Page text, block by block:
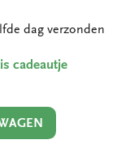
dag verzonden
cadeautje